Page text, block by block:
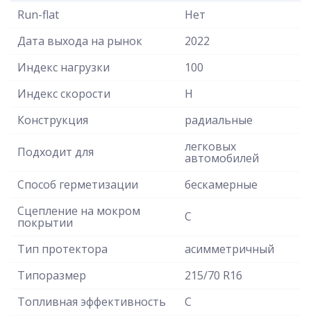
Run-flat
Нет
Дата выхода на рынок
2022
Индекс нагрузки
100
Индекс скорости
H
Конструкция
радиальные
Подходит для легковых
автомобилей
Способ герметизации
бескамерные
Сцепление на мокром
покрытии C
Тип протектора
асимметричный
Типоразмер
215/70 R16
Топливная эффективность
C